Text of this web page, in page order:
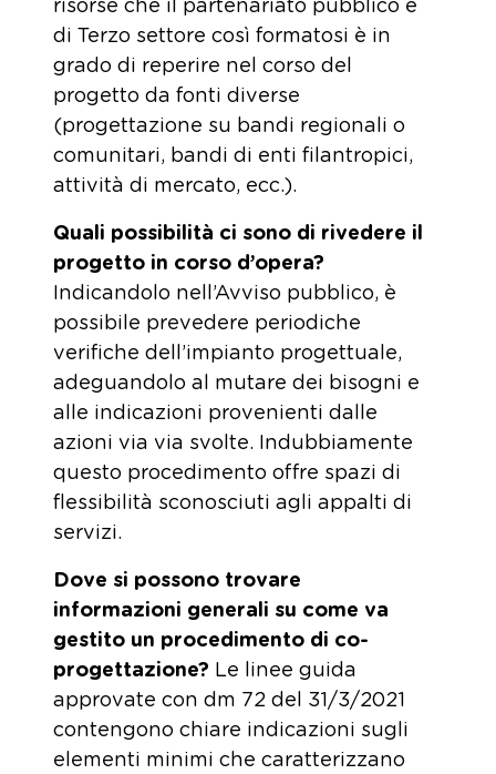
risorse che il partenariato pubblico e
di Terzo settore così formatosi è in
grado di reperire nel corso del
progetto da fonti diverse
(progettazione su bandi regionali o
comunitari, bandi di enti filantropici,
attività di mercato, ecc.).
Quali possibilità ci sono di rivedere il
progetto in corso d’opera?
Indicandolo nell’Avviso pubblico, è
possibile prevedere periodiche
verifiche dell’impianto progettuale,
adeguandolo al mutare dei bisogni e
alle indicazioni provenienti dalle
azioni via via svolte. Indubbiamente
questo procedimento offre spazi di
flessibilità sconosciuti agli appalti di
servizi.
Dove si possono trovare
informazioni generali su come va
gestito un procedimento di co-
progettazione? Le linee guida
approvate con dm 72 del 31/3/2021
contengono chiare indicazioni sugli
elementi minimi che caratterizzano